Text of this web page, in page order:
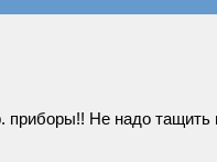
Не надо тащить